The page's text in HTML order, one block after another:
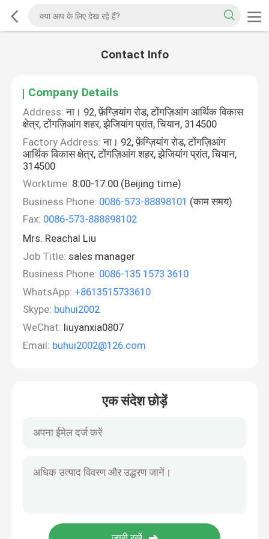
Contact Info
Company Details
Address: ना। 92, फ़ेंग्ज़ियांग रोड, टोंगज़िआंग आर्थिक विकास
क्षेत्र, टोंगज़िआंग शहर, झेजियांग प्रांत, चियान, 314500
Factory Address: ना। 92, फ़ेंग्ज़ियांग रोड, टोंगज़िआंग
आर्थिक विकास क्षेत्र, टोंगज़िआंग शहर, झेजियांग प्रांत, चियान,
314500
Worktime: 8:00-17:00 (Beijing time)
Business Phone: 0086-573-88898101 (काम समय)
Fax: 0086-573-888898102
Mrs. Reachal Liu
Job Title: sales manager
Business Phone: 0086-135 1573 3610
WhatsApp: +8613515733610
Skype: buhui2002
WeChat: liuyanxia0807
Email: buhui2002@126.com
एक संदेश छोड़ें